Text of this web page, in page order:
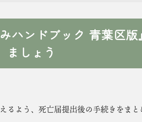
ハンドブック 青葉区版
ましょう
るよう、死亡届提出後の手続きをま